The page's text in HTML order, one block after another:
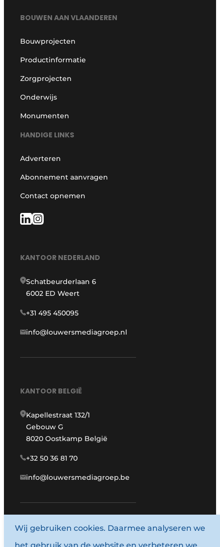
BOUWEN AAN VLAANDEREN
Bouwprojecten
Productinformatie
Zorgprojecten
Onderwijs
Monumenten
HANDIGE LINKS
Adverteren
Abonnement aanvragen
Contact opnemen
KANTOOR NEDERLAND
Schatbeurderlaan 6
6002 ED Weert
+31 495 450095
info@louwersmediagroep.nl
KANTOOR BELGIË
Kapellestraat 132/1
Gebouw G
8020 Oostkamp België
+32 50 36 81 70
info@louwersmediagroep.be
www.louwersmediagroep.com
Wij gebruiken cookies. Daarmee analyseren we